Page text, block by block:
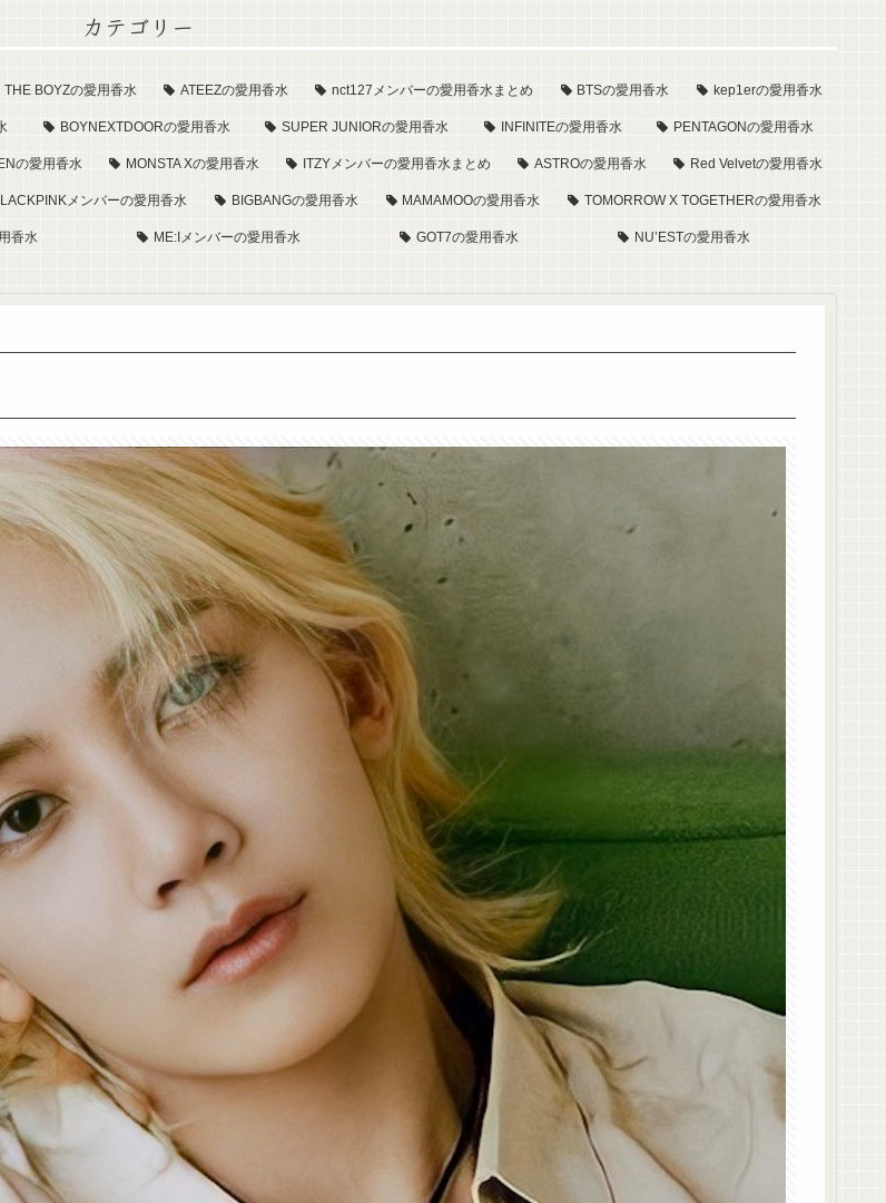
カテゴリー
THE BOYZの愛用香水 ATEEZの愛用香水 nct127メンバーの愛用香水まとめ BTSの愛用香水 kep1erの愛用香水
BOYNEXTDOORの愛用香水 SUPER JUNIORの愛用香水 INFINITEの愛用香水 PENTAGONの愛用香水
の愛用香水 MONSTA Xの愛用香水 ITZYメンバーの愛用香水まとめ ASTROの愛用香水 Red Velvetの愛用香水
メンバーの愛用香水 BIGBANGの愛用香水 MAMAMOOの愛用香水 TOMORROW X TOGETHERの愛用香水
香水 ME:Iメンバーの愛用香水 GOT7の愛用香水 NU’ESTの愛用香水